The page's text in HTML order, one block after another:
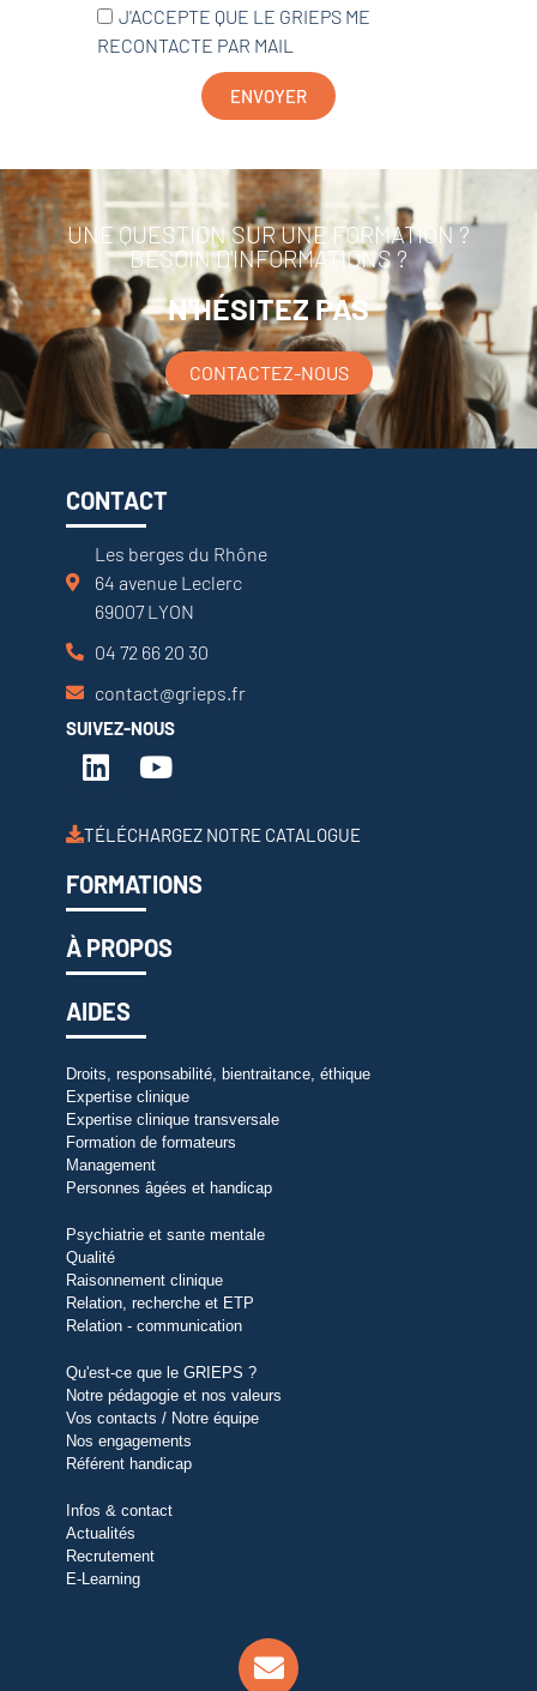
J'ACCEPTE QUE LE GRIEPS ME
RECONTACTE PAR MAIL
ENVOYER
UNE QUESTION SUR UNE FORMATION ?
BESOIN D'INFORMATIONS ?
N'HÉSITEZ PAS
CONTACTEZ-NOUS
CONTACT
Les berges du Rhône
64 avenue Leclerc
69007 LYON
04 72 66 20 30
contact@grieps.fr
SUIVEZ-NOUS
TÉLÉCHARGEZ NOTRE CATALOGUE
FORMATIONS
À PROPOS
AIDES
Droits, responsabilité, bientraitance, éthique
Expertise clinique
Expertise clinique transversale
Formation de formateurs
Management
Personnes âgées et handicap
Psychiatrie et sante mentale
Qualité
Raisonnement clinique
Relation, recherche et ETP
Relation - communication
Qu'est-ce que le GRIEPS ?
Notre pédagogie et nos valeurs
Vos contacts / Notre équipe
Nos engagements
Référent handicap
Infos & contact
Actualités
Recrutement
E-Learning